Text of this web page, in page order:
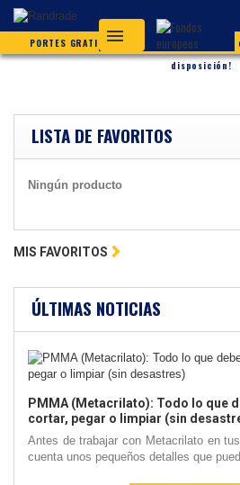
PORTES GRATIS (según condiciones)
disposición!
LISTA DE FAVORITOS
Ningún producto
MIS FAVORITOS
ÚLTIMAS NOTICIAS
PMMA (Metacrilato): Todo lo que
cortar, pegar o limpiar (sin
Antes de trabajar con Metacrilato en
cuenta unos pequeños detalles que